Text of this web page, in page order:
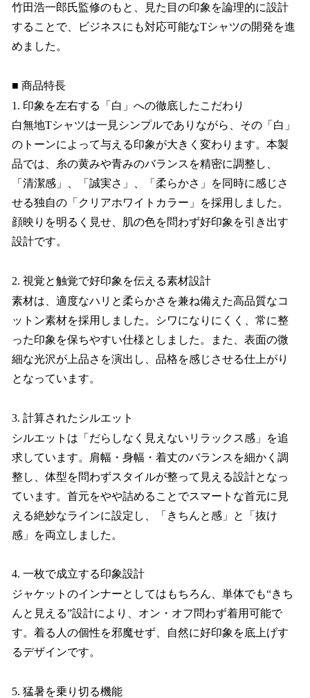
竹田浩一郎氏監修のもと、見た目の印象を論理的に設計
することで、ビジネスにも対応可能なTシャツの開発を進
めました。
■ 商品特長
1. 印象を左右する「白」への徹底したこだわり
白無地Tシャツは一見シンプルでありながら、その「白」
のトーンによって与える印象が大きく変わります。本製
品では、糸の黄みや青みのバランスを精密に調整し、
「清潔感」、「誠実さ」、「柔らかさ」を同時に感じさ
せる独自の「クリアホワイトカラー」を採用しました。
顔映りを明るく見せ、肌の色を問わず好印象を引き出す
設計です。
2. 視覚と触覚で好印象を伝える素材設計
素材は、適度なハリと柔らかさを兼ね備えた高品質なコ
ットン素材を採用しました。シワになりにくく、常に整
った印象を保ちやすい仕様としました。また、表面の微
細な光沢が上品さを演出し、品格を感じさせる仕上がり
となっています。
3. 計算されたシルエット
シルエットは「だらしなく見えないリラックス感」を追
求しています。肩幅・身幅・着丈のバランスを細かく調
整し、体型を問わずスタイルが整って見える設計となっ
ています。首元をやや詰めることでスマートな首元に見
える絶妙なラインに設定し、「きちんと感」と「抜け
感」を両立しました。
4. 一枚で成立する印象設計
ジャケットのインナーとしてはもちろん、単体でも“きち
んと見える”設計により、オン・オフ問わず着用可能で
す。着る人の個性を邪魔せず、自然に好印象を底上げす
るデザインです。
5. 猛暑を乗り切る機能